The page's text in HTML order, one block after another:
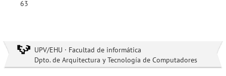
63
UPV/EHU · Facultad de informática
Dpto. de Arquitectura y Tecnología de Computadores